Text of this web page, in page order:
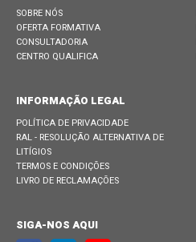
SOBRE NÓS
OFERTA FORMATIVA
CONSULTADORIA
CENTRO QUALIFICA
INFORMAÇÃO LEGAL
POLÍTICA DE PRIVACIDADE
RAL - RESOLUÇÃO ALTERNATIVA DE
LITÍGIOS
TERMOS E CONDIÇÕES
LIVRO DE RECLAMAÇÕES
SIGA-NOS AQUI